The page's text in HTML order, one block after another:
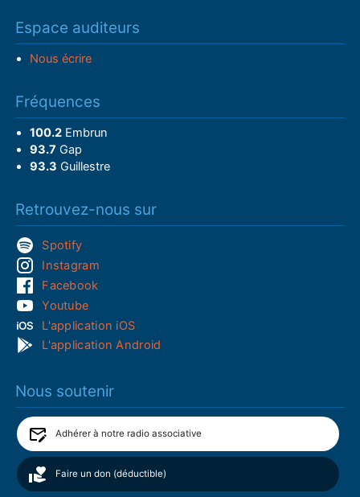
Espace auditeurs
Nous écrire
Fréquences
100.2Embrun
93.7 Gap
93.3 Guillestre
Retrouvez-nous sur
Spotify
Instagram
Facebook
Youtube
L'application iOS
L'application Android
Nous soutenir
Adhérer à notre radio associative
Faire un don (déductible)